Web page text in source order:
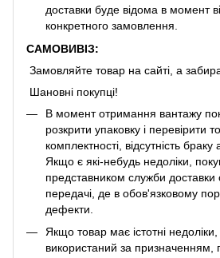
доставки буде відома в момент
конкретного замовлення.
САМОВИВІЗ:
Замовляйте товар на сайті, а
Шановні покупці!
В момент отримання вантажу
розкрити упаковку і перевірити
комплектності, відсутність
Якщо є які-небудь недоліки,
представником служби
передачі, де в обов'язковому
дефекти.
Якщо товар має істотні
використаний за призначенням,